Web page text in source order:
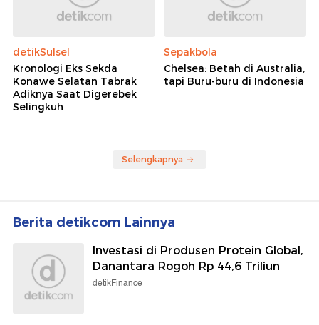
detikSulsel
Kronologi Eks Sekda
Konawe Selatan Tabrak
Adiknya Saat Digerebek
Selingkuh
Sepakbola
Chelsea: Betah di Australia,
tapi Buru-buru di Indonesia
Selengkapnya
Berita detikcom Lainnya
Investasi di Produsen Protein Global,
Danantara Rogoh Rp 44,6 Triliun
detikFinance